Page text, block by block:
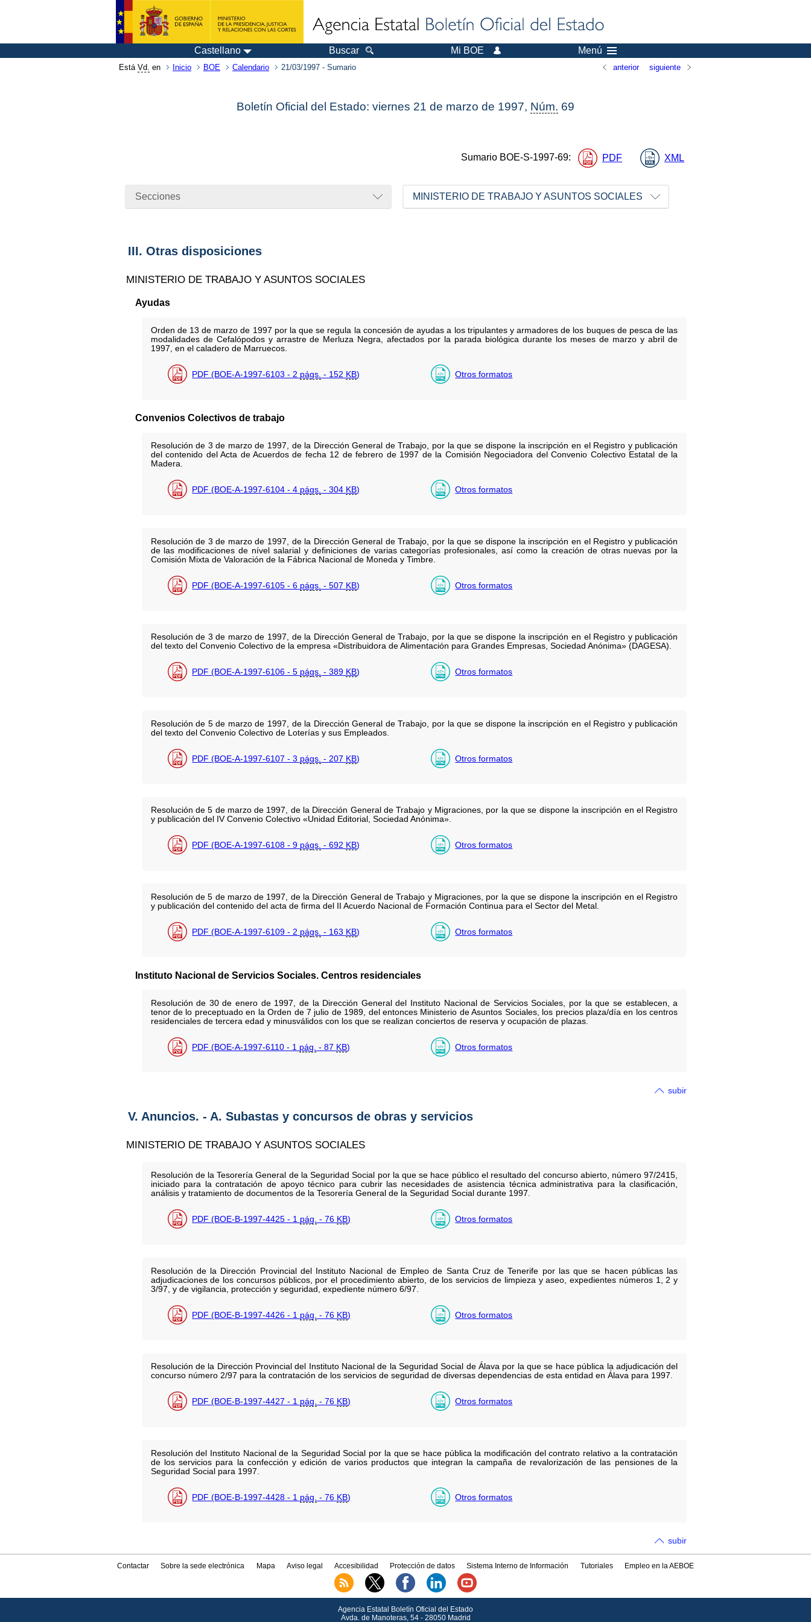
Castellano Buscar Mi BOE Menú
Está Vd. en Inicio BOE Calendario 21/03/1997 - Sumario anterior siguiente
Boletín Oficial del Estado: viernes 21 de marzo de 1997, Núm. 69
Sumario BOE-S-1997-69: PDF XML
Secciones MINISTERIO DE TRABAJO Y ASUNTOS SOCIALES
III. Otras disposiciones
MINISTERIO DE TRABAJO Y ASUNTOS SOCIALES
Ayudas
Orden de 13 de marzo de 1997 por la que se regula la concesión de ayudas a los tripulantes y armadores de los buques de pesca de las
modalidades de Cefalópodos y arrastre de Merluza Negra, afectados por la parada biológica durante los meses de marzo y abril de
1997, en el caladero de Marruecos.
PDF (BOE-A-1997-6103 - 2 págs. - 152 KB) Otros formatos
Convenios Colectivos de trabajo
Resolución de 3 de marzo de 1997, de la Dirección General de Trabajo, por la que se dispone la inscripción en el Registro y publicación
del contenido del Acta de Acuerdos de fecha 12 de febrero de 1997 de la Comisión Negociadora del Convenio Colectivo Estatal de la
Madera.
PDF (BOE-A-1997-6104 - 4 págs. - 304 KB) Otros formatos
Resolución de 3 de marzo de 1997, de la Dirección General de Trabajo, por la que se dispone la inscripción en el Registro y publicación
de las modificaciones de nível salarial y definiciones de varias categorías profesionales, así como la creación de otras nuevas por la
Comisión Mixta de Valoración de la Fábrica Nacional de Moneda y Timbre.
PDF (BOE-A-1997-6105 - 6 págs. - 507 KB) Otros formatos
Resolución de 3 de marzo de 1997, de la Dirección General de Trabajo, por la que se dispone la inscripción en el Registro y publicación
del texto del Convenio Colectivo de la empresa «Distribuidora de Alimentación para Grandes Empresas, Sociedad Anónima» (DAGESA).
PDF (BOE-A-1997-6106 - 5 págs. - 389 KB) Otros formatos
Resolución de 5 de marzo de 1997, de la Dirección General de Trabajo, por la que se dispone la inscripción en el Registro y publicación
del texto del Convenio Colectivo de Loterías y sus Empleados.
PDF (BOE-A-1997-6107 - 3 págs. - 207 KB) Otros formatos
Resolución de 5 de marzo de 1997, de la Dirección General de Trabajo y Migraciones, por la que se dispone la inscripción en el Registro
y publicación del IV Convenio Colectivo «Unidad Editorial, Sociedad Anónima».
PDF (BOE-A-1997-6108 - 9 págs. - 692 KB) Otros formatos
Resolución de 5 de marzo de 1997, de la Dirección General de Trabajo y Migraciones, por la que se dispone la inscripción en el Registro
y publicación del contenido del acta de firma del II Acuerdo Nacional de Formación Continua para el Sector del Metal.
PDF (BOE-A-1997-6109 - 2 págs. - 163 KB) Otros formatos
Instituto Nacional de Servicios Sociales. Centros residenciales
Resolución de 30 de enero de 1997, de la Dirección General del Instituto Nacional de Servicios Sociales, por la que se establecen, a
tenor de lo preceptuado en la Orden de 7 julio de 1989, del entonces Ministerio de Asuntos Sociales, los precios plaza/día en los centros
residenciales de tercera edad y minusválidos con los que se realizan conciertos de reserva y ocupación de plazas.
PDF (BOE-A-1997-6110 - 1 pág. - 87 KB) Otros formatos
subir
V. Anuncios. - A. Subastas y concursos de obras y servicios
MINISTERIO DE TRABAJO Y ASUNTOS SOCIALES
Resolución de la Tesorería General de la Seguridad Social por la que se hace público el resultado del concurso abierto, número 97/2415,
iniciado para la contratación de apoyo técnico para cubrir las necesidades de asistencia técnica administrativa para la clasificación,
análisis y tratamiento de documentos de la Tesorería General de la Seguridad Social durante 1997.
PDF (BOE-B-1997-4425 - 1 pág. - 76 KB) Otros formatos
Resolución de la Dirección Provincial del Instituto Nacional de Empleo de Santa Cruz de Tenerife por las que se hacen públicas las
adjudicaciones de los concursos públicos, por el procedimiento abierto, de los servicios de limpieza y aseo, expedientes números 1, 2 y
3/97, y de vigilancia, protección y seguridad, expediente número 6/97.
PDF (BOE-B-1997-4426 - 1 pág. - 76 KB) Otros formatos
Resolución de la Dirección Provincial del Instituto Nacional de la Seguridad Social de Álava por la que se hace pública la adjudicación del
concurso número 2/97 para la contratación de los servicios de seguridad de diversas dependencias de esta entidad en Álava para 1997.
PDF (BOE-B-1997-4427 - 1 pág. - 76 KB) Otros formatos
Resolución del Instituto Nacional de la Seguridad Social por la que se hace pública la modificación del contrato relativo a la contratación
de los servicios para la confección y edición de varios productos que integran la campaña de revalorización de las pensiones de la
Seguridad Social para 1997.
PDF (BOE-B-1997-4428 - 1 pág. - 76 KB) Otros formatos
subir
Contactar Sobre la sede electrónica Mapa Aviso legal Accesibilidad Protección de datos Sistema Interno de Información Tutoriales Empleo en la AEBOE
Agencia Estatal Boletín Oficial del Estado
Avda.de Manoteras, 54 - 28050 Madrid